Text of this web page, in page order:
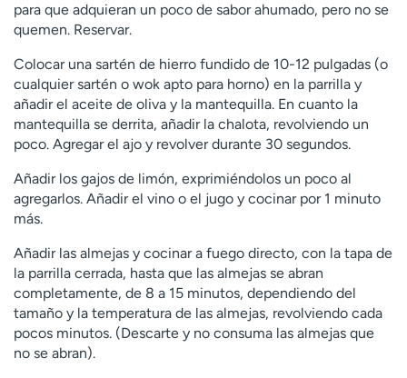
para que adquieran un poco de sabor ahumado, pero no se
quemen. Reservar.
Colocar una sartén de hierro fundido de 10-12 pulgadas (o
cualquier sartén o wok apto para horno) en la parrilla y
añadir el aceite de oliva y la mantequilla. En cuanto la
mantequilla se derrita, añadir la chalota, revolviendo un
poco. Agregar el ajo y revolver durante 30 segundos.
Añadir los gajos de limón, exprimiéndolos un poco al
agregarlos. Añadir el vino o el jugo y cocinar por 1 minuto
más.
Añadir las almejas y cocinar a fuego directo, con la tapa de
la parrilla cerrada, hasta que las almejas se abran
completamente, de 8 a 15 minutos, dependiendo del
tamaño y la temperatura de las almejas, revolviendo cada
pocos minutos. (Descarte y no consuma las almejas que
no se abran).